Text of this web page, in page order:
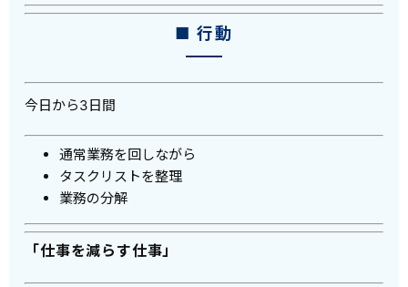
■ 行動
今日から3日間
通常業務を回しながら
タスクリストを整理
業務の分解
「仕事を減らす仕事」